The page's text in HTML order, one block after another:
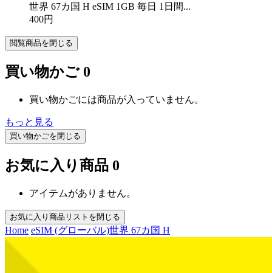
世界 67カ国 H eSIM 1GB 毎日 1日間...
400円
閲覧商品を閉じる
買い物かご 0
買い物かごには商品が入っていません。
もっと見る
買い物かごを閉じる
お気に入り商品 0
アイテムがありません。
お気に入り商品リストを閉じる
Home eSIM (グローバル)世界 67カ国 H